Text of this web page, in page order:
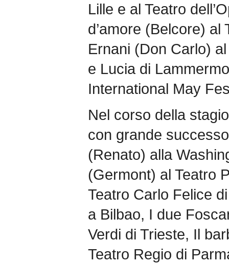
Lille e al Teatro
d’amore (Belcore) al
Ernani (Don Carlo)
e Lucia di
International May
Nel corso della
con grande
(Renato) alla
(Germont) al Teatro
Teatro Carlo Felice
a Bilbao, I due
Verdi di Trieste, Il
Teatro Regio di